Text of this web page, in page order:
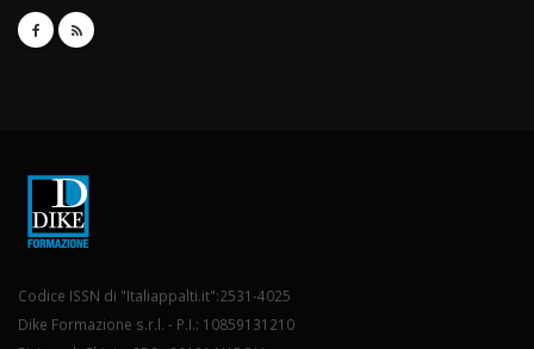
Codice ISSN di "Italiappalti.it":2531-4025
Dike Formazione s.r.l. - P.I.: 10859131210